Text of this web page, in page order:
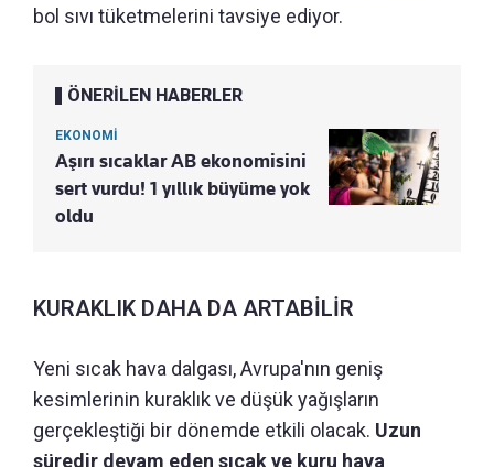
bol sıvı tüketmelerini tavsiye ediyor.
ÖNERİLEN HABERLER
EKONOMİ
Aşırı sıcaklar AB ekonomisini
sert vurdu! 1 yıllık büyüme yok
oldu
KURAKLIK DAHA DA ARTABİLİR
Yeni sıcak hava dalgası, Avrupa'nın geniş
kesimlerinin kuraklık ve düşük yağışların
gerçekleştiği bir dönemde etkili olacak. Uzun
süredir devam eden sıcak ve kuru hava